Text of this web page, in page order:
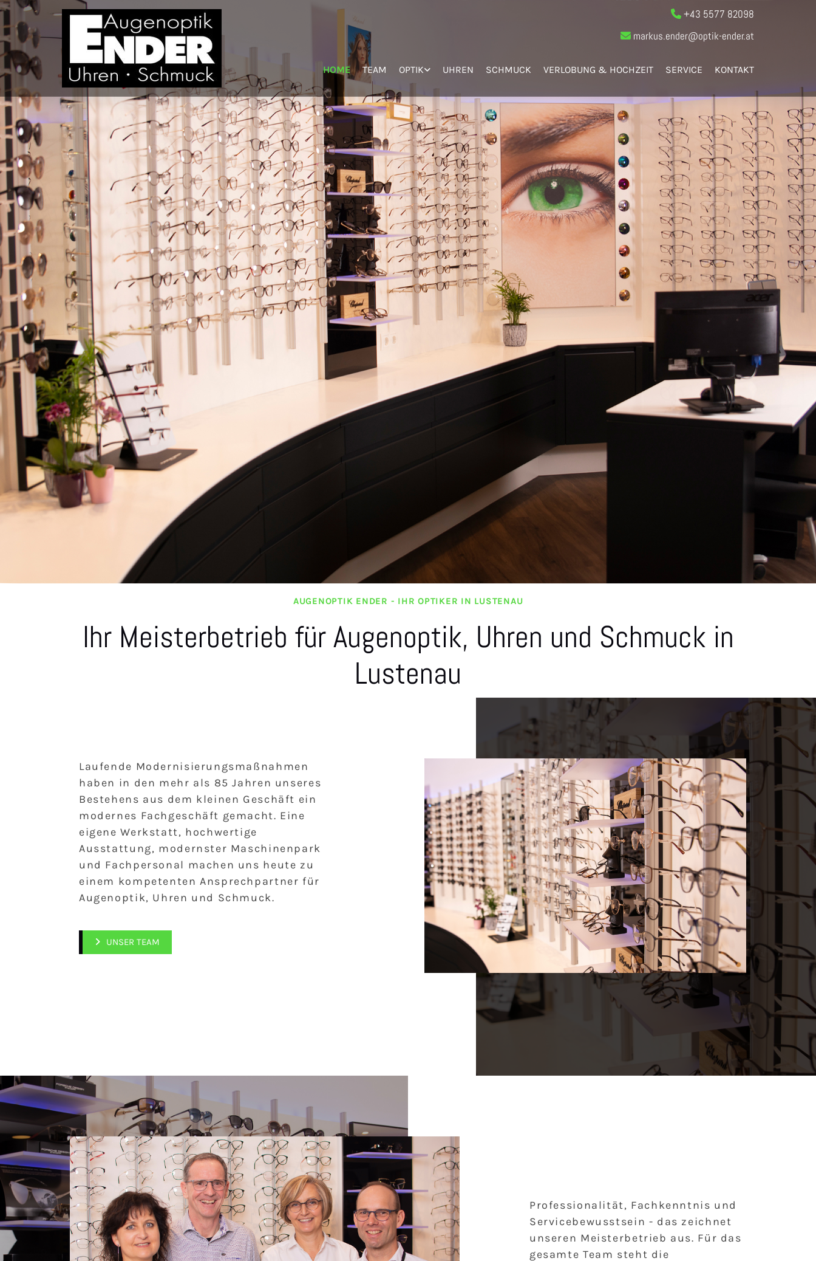
 +43 5577 82098
 markus.ender@optik-ender.at
HOME TEAM OPTIK UHREN SCHMUCK VERLOBUNG & HOCHZEIT SERVICE KONTAKT
AUGENOPTIK ENDER - IHR OPTIKER IN LUSTENAU
Ihr Meisterbetrieb für Augenoptik, Uhren und Schmuck in
Lustenau
Laufende Modernisierungsmaßnahmen
haben in den mehr als 85 Jahren unseres
Bestehens aus dem kleinen Geschäft ein
modernes Fachgeschäft gemacht. Eine
eigene Werkstatt, hochwertige
Ausstattung, modernster Maschinenpark
und Fachpersonal machen uns heute zu
einem kompetenten Ansprechpartner für
Augenoptik, Uhren und Schmuck.
UNSER TEAM
Professionalität, Fachkenntnis und
Servicebewusstsein - das zeichnet
unseren Meisterbetrieb aus. Für das
gesamte Team steht die